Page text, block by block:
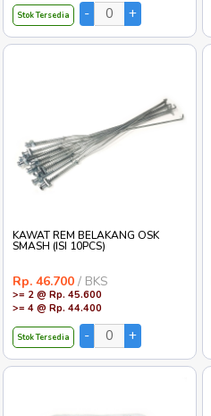
Stok Tersedia
KAWAT REM BELAKANG OSK
SMASH (ISI 10PCS)
Rp. 46.700 / BKS
>= 2 @ Rp. 45.600
>= 4 @ Rp. 44.400
Stok Tersedia